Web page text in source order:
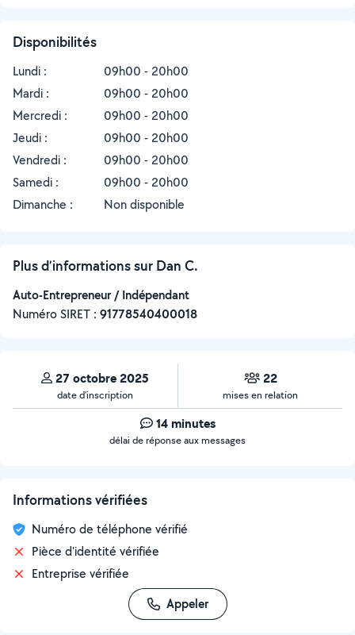
Disponibilités
Lundi :
09h00 - 20h00
Mardi :
09h00 - 20h00
Mercredi :
09h00 - 20h00
Jeudi :
09h00 - 20h00
Vendredi :
09h00 - 20h00
Samedi :
09h00 - 20h00
Dimanche :
Non disponible
Plus d’informations sur Dan C.
Auto-Entrepreneur / Indépendant
Numéro SIRET : ‍91778540400018
27 octobre 2025
date d’inscription
22
mises en relation
14 minutes
délai de réponse aux messages
Informations vérifiées
Numéro de téléphone vérifié
Pièce d'identité vérifiée
Entreprise vérifiée
Appeler